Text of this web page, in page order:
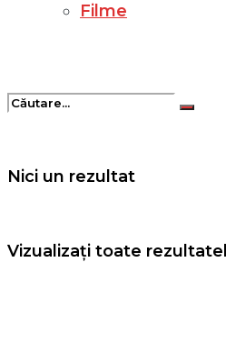
Filme
Nici un rezultat
Vizualizați toate